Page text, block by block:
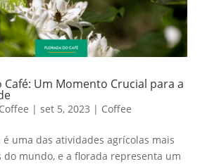
Café: Um Momento Crucial para a
| set 5, 2023 | Coffee
uma das atividades agrícolas mais
do mundo, e a florada representa um